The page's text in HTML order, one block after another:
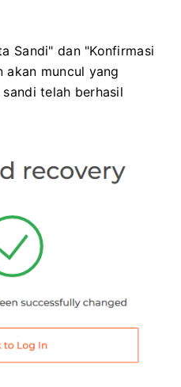
Sandi" dan "Konfirmasi
akan muncul yang
telah berhasil